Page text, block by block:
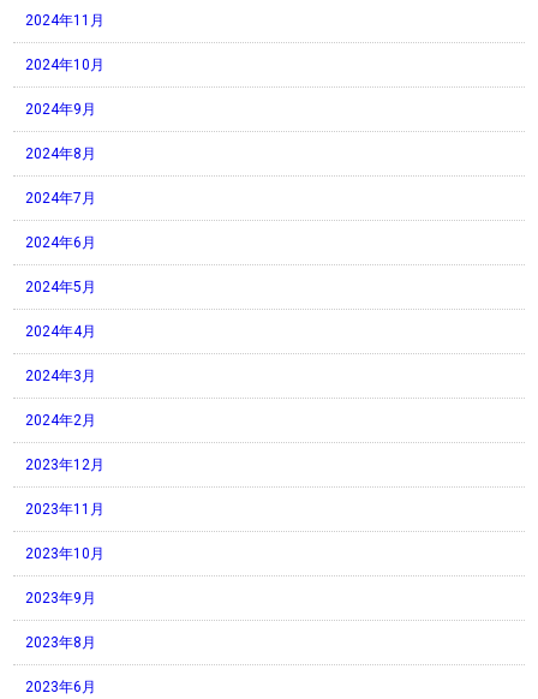
2024年11月
2024年10月
2024年9月
2024年8月
2024年7月
2024年6月
2024年5月
2024年4月
2024年3月
2024年2月
2023年12月
2023年11月
2023年10月
2023年9月
2023年8月
2023年6月